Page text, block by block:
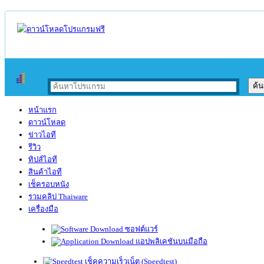
หน้าแรก
ดาวน์โหลด
ข่าวไอที
รีวิว
ทิปส์ไอที
สินค้าไอที
เช็ครอบหนัง
รวมคลิป Thaiware
เครื่องมือ
ซอฟต์แวร์
แอปพลิเคชันบนมือถือ
เช็คความเร็วเน็ต (Speedtest)